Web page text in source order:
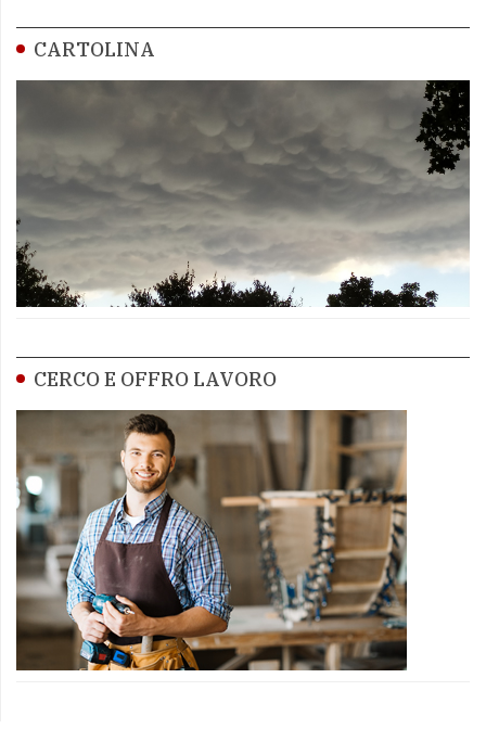
CARTOLINA
CERCO E OFFRO LAVORO